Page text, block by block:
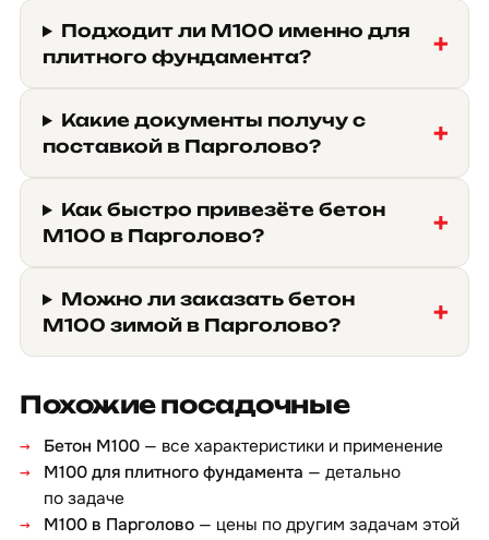
Подходит ли М100 именно для
плитного фундамента?
Какие документы получу с
поставкой в Парголово?
Как быстро привезёте бетон
М100 в Парголово?
Можно ли заказать бетон
М100 зимой в Парголово?
Похожие посадочные
Бетон М100 — все характеристики и применение
М100 для плитного фундамента — детально
по задаче
М100 в Парголово — цены по другим задачам этой